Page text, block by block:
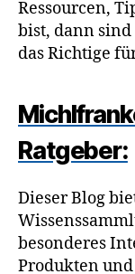
Ressourcen,
bist, dann
das Richtige
Ratgeber:
Dieser Blog
besonderes
Produkten